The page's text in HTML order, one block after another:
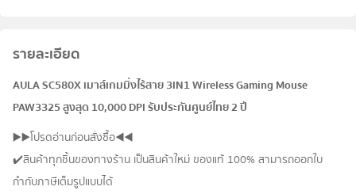
รายละเอียด
AULA SC580X เมาส์เกมมิ่งไร้สาย 3IN1 Wireless Gaming Mouse
PAW3325 สูงสุด 10,000 DPI รับประกันศูนย์ไทย 2 ปี
▶️▶️โปรดอ่านก่อนสั่งซื้อ◀️◀️
✔️สินค้าทุกชิ้นของทางร้าน เป็นสินค้าใหม่ ของแท้ 100% สามารถออกใบ
กำกับภาษีเต็มรูปแบบได้